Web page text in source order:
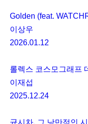
Golden (feat.
이상우
2026.01.12
롤렉스 코스모그래프
이재섭
2025.12.24
균시차, 그 낭만적인